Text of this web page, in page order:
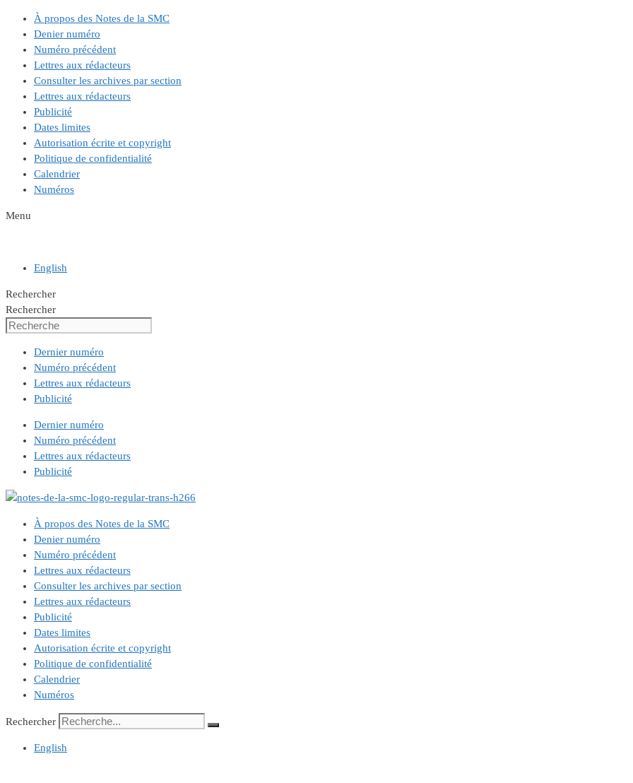
Aller
contenu
À propos des Notes de la SMC
Denier numéro
Numéro précédent
Lettres aux rédacteurs
Consulter les archives par section
Lettres aux rédacteurs
Publicité
Dates limites
Autorisation écrite et copyright
Politique de confidentialité
Calendrier
Numéros
Menu
English
Rechercher
Rechercher
Dernier numéro
Numéro précédent
Lettres aux rédacteurs
Publicité
Dernier numéro
Numéro précédent
Lettres aux rédacteurs
Publicité
À propos des Notes de la SMC
Denier numéro
Numéro précédent
Lettres aux rédacteurs
Consulter les archives par section
Lettres aux rédacteurs
Publicité
Dates limites
Autorisation écrite et copyright
Politique de confidentialité
Calendrier
Numéros
Rechercher
English